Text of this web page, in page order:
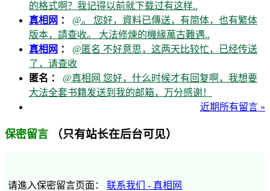
的格式啊？我记得以前就下载过有这样..
真相网 ： @。 您好，資料已傳送，有简体，也有繁体
版本，請查收。 大法修煉的機緣萬古難遇..
真相网 ： @匿名 不好意思，这两天比较忙，已经传送
了，请查收
匿名 ： @真相网 您好，什么时候才有回复啊，我想要
大法全套书籍发送到我的邮箱，万分感谢！
近期所有留言 »
保密留言 （只有站长在后台可见）
请進入保密留言页面： 联系我们 - 真相网